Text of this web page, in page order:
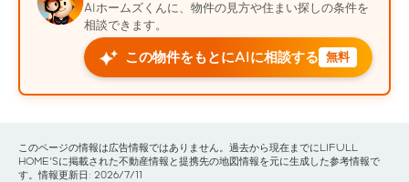
AIホームズくんに、物件の見方や住まい探しの条件を
相談できます。
この物件をもとにAIに相談する 無料
このページの情報は広告情報ではありません。過去から現在までにLIFULL
HOME'Sに掲載された不動産情報と提携先の地図情報を元に生成した参考情報で
す。情報更新日: 2026/7/11